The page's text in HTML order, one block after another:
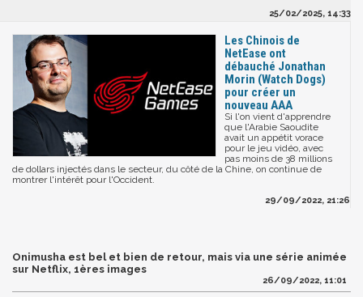
25/02/2025, 14:33
Les Chinois de
NetEase ont
débauché Jonathan
Morin (Watch Dogs)
pour créer un
nouveau AAA
Si l'on vient d'apprendre
que l'Arabie Saoudite
avait un appétit vorace
pour le jeu vidéo, avec
pas moins de 38 millions
de dollars injectés dans le secteur, du côté de la Chine, on continue de
montrer l'intérêt pour l'Occident.
29/09/2022, 21:26
Onimusha est bel et bien de retour, mais via une série animée
sur Netflix, 1ères images
26/09/2022, 11:01